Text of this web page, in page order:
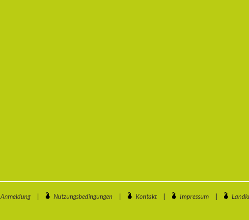
Anmeldung Nutzungsbedingungen Kontakt Impressum